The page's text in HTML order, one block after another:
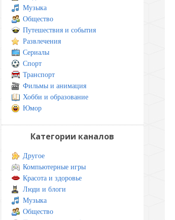
Музыка
Общество
Путешествия и события
Развлечения
Сериалы
Спорт
Транспорт
Фильмы и анимация
Хобби и образование
Юмор
Категории каналов
Другое
Компьютерные игры
Красота и здоровье
Люди и блоги
Музыка
Общество